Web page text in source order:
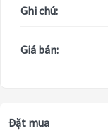
Ghi chú:
Giá bán:
Đặt mua